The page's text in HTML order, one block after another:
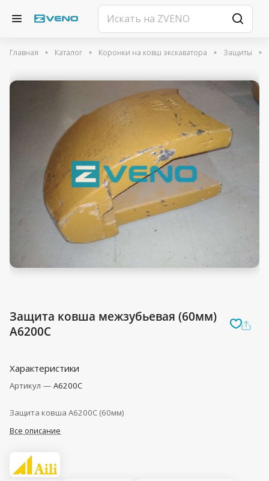
Главная Каталог Коронки на ковш экскаватора Защиты
Защита ковша межзубьевая (60мм)
A6200C
Характеристики
Артикул — A6200C
Защита ковша A6200C (60мм)
Все описание